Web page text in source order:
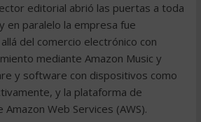
editorial abrió las puertas a toda
en paralelo la empresa fue
del comercio electrónico con
mediante Amazon Music y
y software con dispositivos como
y la plataforma de
Web Services (AWS).